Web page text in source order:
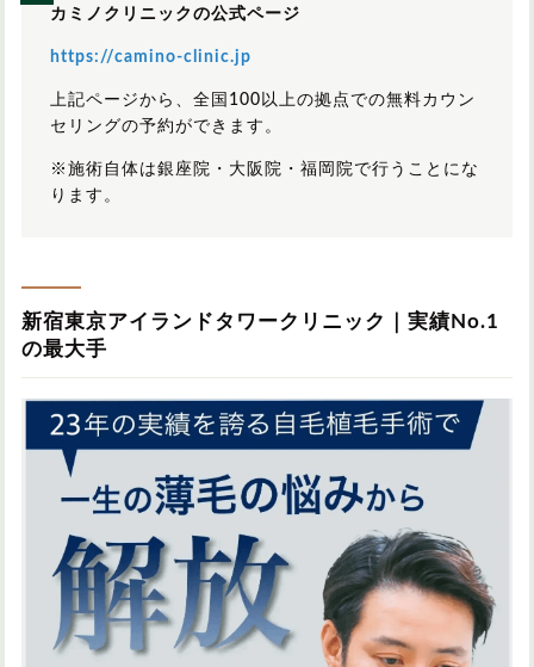
カミノクリニックの公式ページ
https://camino-clinic.jp
上記ページから、全国100以上の拠点での無料カウン
セリングの予約ができます。
※施術自体は銀座院・大阪院・福岡院で行うことにな
ります。
新宿東京アイランドタワークリニック｜実績No.1
の最大手